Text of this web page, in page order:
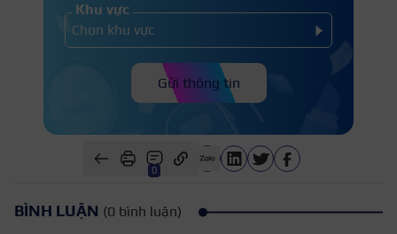
Khu vực
Gửi thông tin
0
BÌNH LUẬN (0 bình luận)